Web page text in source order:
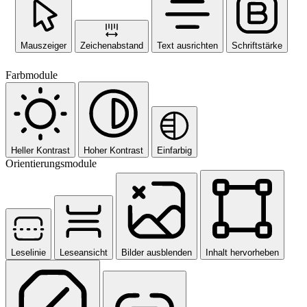
Mauszeiger Zeichenabstand Text ausrichten Schriftstärke
Farbmodule
Heller Kontrast Hoher Kontrast Einfarbig
Orientierungsmodule
Leselinie Leseansicht Bilder ausblenden Inhalt hervorheben